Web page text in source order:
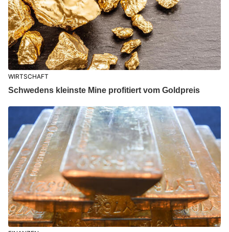
WIRTSCHAFT
Schwedens kleinste Mine profitiert vom Goldpreis